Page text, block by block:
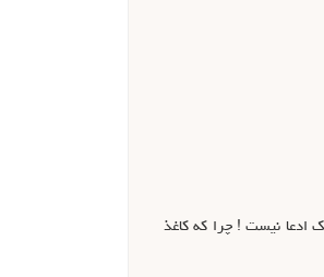
، این گفته صرفا یک ادعا نیست ! چرا که کاغذ